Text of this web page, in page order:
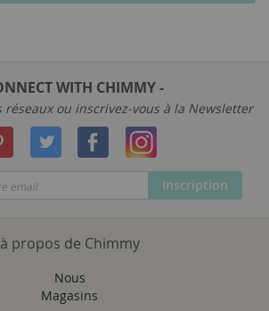
WITH CHIMMY -
réseaux ou inscrivez-vous à la Newsletter
Inscription
à propos de Chimmy
Nous
Magasins